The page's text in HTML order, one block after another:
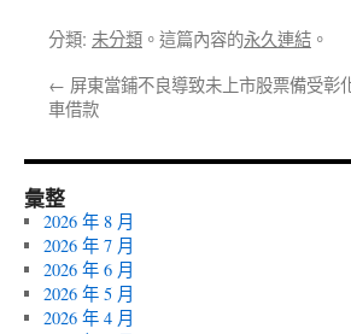
分類: 未分類 。這篇內容的永久連結 。
← 屏東當鋪不良導致未上市股票備受彰
車借款
彙整
2026 年 8 月
2026 年 7 月
2026 年 6 月
2026 年 5 月
2026 年 4 月